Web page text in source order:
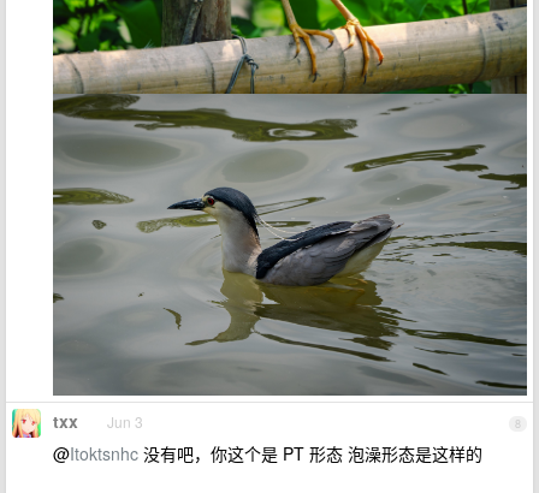
8
txx Jun 3
@Itoktsnhc 没有吧，你这个是 PT 形态 泡澡形态是这样的